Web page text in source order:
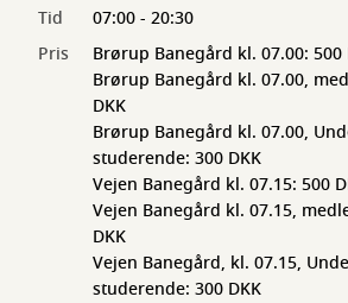
Tid
07:00 - 20:30
Pris
Brørup Banegård kl. 07.00: 500
Brørup Banegård kl. 07.00,
DKK
Brørup Banegård kl. 07.00,
studerende: 300 DKK
Vejen Banegård kl. 07.15: 500
Vejen Banegård kl. 07.15,
DKK
Vejen Banegård, kl. 07.15,
studerende: 300 DKK